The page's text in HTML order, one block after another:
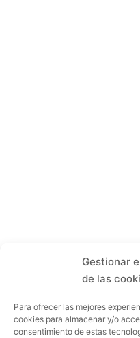
Gestionar
de las
Para ofrecer las mejores
cookies para almacenar y/o
consentimiento de estas